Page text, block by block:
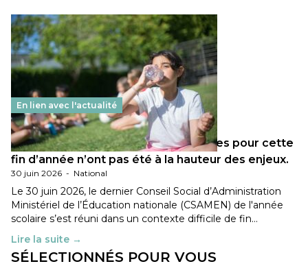
En lien avec l'actualité
Les décisions ministérielles attendues pour cette
fin d’année n’ont pas été à la hauteur des enjeux.
30 juin 2026 - National
Le 30 juin 2026, le dernier Conseil Social d’Administration
Ministériel de l’Éducation nationale (CSAMEN) de l'année
scolaire s’est réuni dans un contexte difficile de fin…
Lire la suite →
SÉLECTIONNÉS POUR VOUS